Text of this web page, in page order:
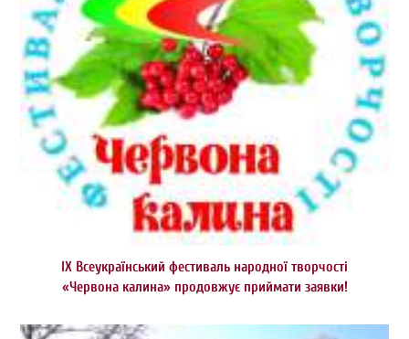
ІХ Всеукраїнський фестиваль народної творчості
«Червона калина» продовжує приймати заявки!